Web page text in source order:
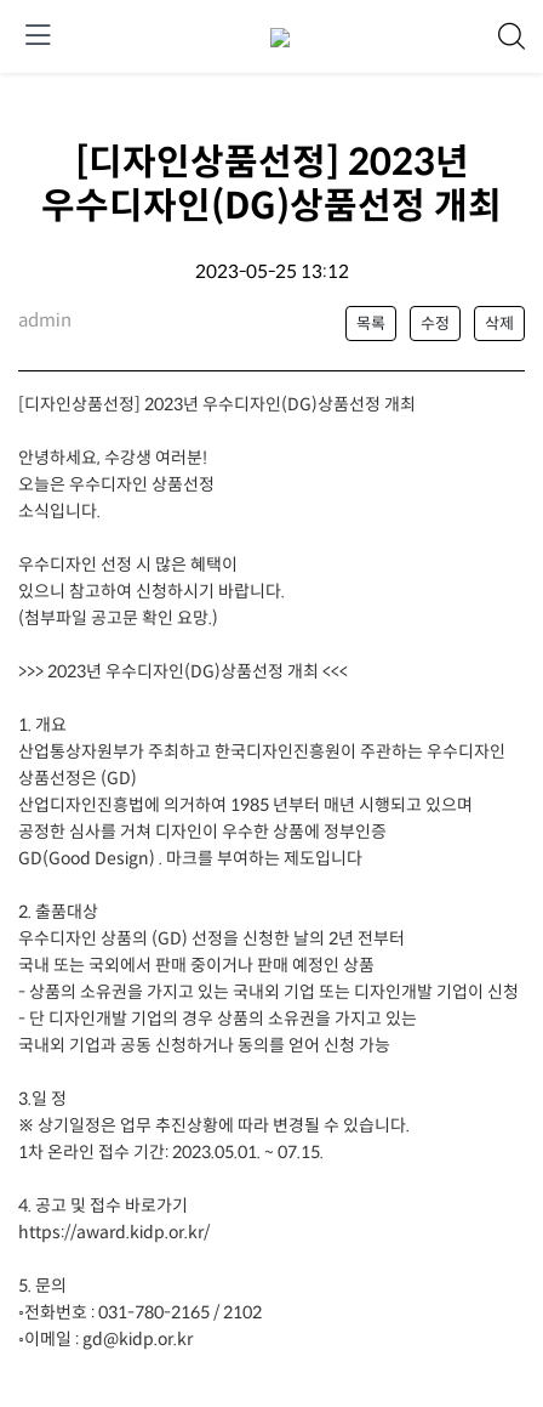
[디자인상품선정] 2023년
우수디자인(DG)상품선정 개최
2023-05-25 13:12
admin 목록 수정 삭제
[디자인상품선정] 2023년 우수디자인(DG)상품선정 개최
안녕하세요, 수강생 여러분!
오늘은 우수디자인 상품선정
소식입니다.
우수디자인 선정 시 많은 혜택이
있으니 참고하여 신청하시기 바랍니다.
(첨부파일 공고문 확인 요망.)
>>> 2023년 우수디자인(DG)상품선정 개최 <<<
1. 개요
산업통상자원부가 주최하고 한국디자인진흥원이 주관하는 우수디자인
상품선정은 (GD)
산업디자인진흥법에 의거하여 1985 년부터 매년 시행되고 있으며
공정한 심사를 거쳐 디자인이 우수한 상품에 정부인증
GD(Good Design) . 마크를 부여하는 제도입니다
2. 출품대상
우수디자인 상품의 (GD) 선정을 신청한 날의 2년 전부터
국내 또는 국외에서 판매 중이거나 판매 예정인 상품
- 상품의 소유권을 가지고 있는 국내외 기업 또는 디자인개발 기업이 신청
- 단 디자인개발 기업의 경우 상품의 소유권을 가지고 있는
국내외 기업과 공동 신청하거나 동의를 얻어 신청 가능
3.일 정
※ 상기일정은 업무 추진상황에 따라 변경될 수 있습니다.
1차 온라인 접수 기간: 2023.05.01. ~ 07.15.
4. 공고 및 접수 바로가기
https://award.kidp.or.kr/
5. 문의
◦전화번호 : 031-780-2165 / 2102
◦이메일 : gd@kidp.or.kr